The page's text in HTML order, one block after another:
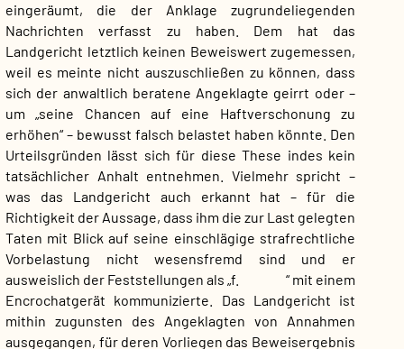
eingeräumt, die der Anklage zugrundeliegenden
Nachrichten verfasst zu haben. Dem hat das
Landgericht letztlich keinen Beweiswert zugemessen,
weil es meinte nicht auszuschließen zu können, dass
sich der anwaltlich beratene Angeklagte geirrt oder –
um „seine Chancen auf eine Haftverschonung zu
erhöhen“ – bewusst falsch belastet haben könnte. Den
Urteilsgründen lässt sich für diese These indes kein
tatsächlicher Anhalt entnehmen. Vielmehr spricht –
was das Landgericht auch erkannt hat – für die
Richtigkeit der Aussage, dass ihm die zur Last gelegten
Taten mit Blick auf seine einschlägige strafrechtliche
Vorbelastung nicht wesensfremd sind und er
ausweislich der Feststellungen als „f. “ mit einem
Encrochatgerät kommunizierte. Das Landgericht ist
mithin zugunsten des Angeklagten von Annahmen
ausgegangen, für deren Vorliegen das Beweisergebnis